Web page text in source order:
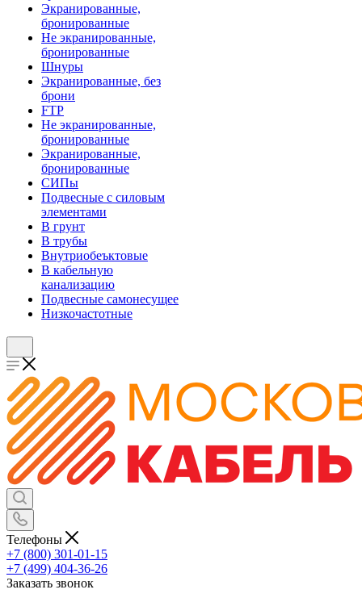
Экранированные,
бронированные
Не экранированные,
бронированные
Шнуры
Экранированные, без
брони
FTP
Не экранированные,
бронированные
Экранированные,
бронированные
СИПы
Подвесные с силовым
элементами
В грунт
В трубы
Внутриобеъктовые
В кабельную
канализацию
Подвесные самонесущее
Низкочастотные
Телефоны
+7 (800) 301-01-15
+7 (499) 404-36-26
Заказать звонок